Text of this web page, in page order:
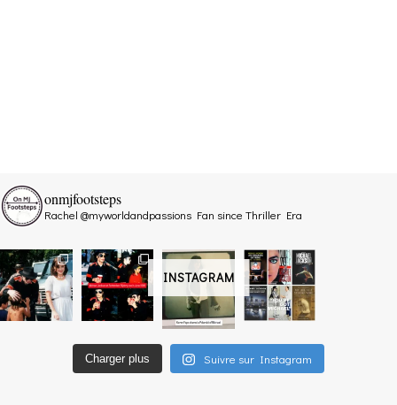
INSTAGRAM
onmjfootsteps
Rachel @myworldandpassions Fan since Thriller Era
Charger plus Suivre sur Instagram